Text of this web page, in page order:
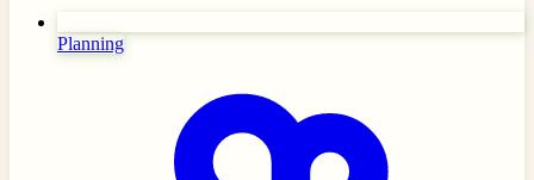
Planning